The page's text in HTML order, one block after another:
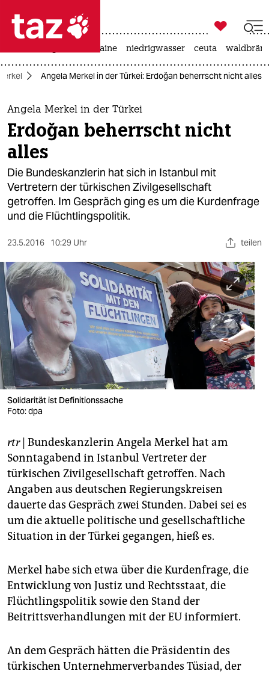
 taz zahl ich
taz zahl ich
themen
politik
öko
gesellschaft
kultur
sport
berlin
nord
wahrheit
verlag
verlag
veranstaltungen
fragen & hilfe
unterstützen
abo
genossenschaft
epaper login

taz zahl ich
krieg in der ukraine niedrigwasser ceuta
Angela Merkel in der Türkei: Erdoğan beherrscht nicht alles
Angela Merkel in der Türkei
Erdoğan beherrscht nicht
alles
Die Bundeskanzlerin hat sich in Istanbul mit
Vertretern der türkischen Zivilgesellschaft
getroffen. Im Gespräch ging es um die Kurdenfrage
und die Flüchtlingspolitik.
23.5.2016 10:29 Uhr teilen
Solidarität ist Definitionssache
Foto: dpa
rtr| Bundeskanzlerin Angela Merkel hat am
Sonntagabend in Istanbul Vertreter der
türkischen Zivilgesellschaft getroffen. Nach
Angaben aus deutschen Regierungskreisen
dauerte das Gespräch zwei Stunden. Dabei sei es
um die aktuelle politische und gesellschaftliche
Situation in der Türkei gegangen, hieß es.
Merkel habe sich etwa über die Kurdenfrage, die
Entwicklung von Justiz und Rechtsstaat, die
Flüchtlingspolitik sowie den Stand der
Beitrittsverhandlungen mit der EU informiert.
An dem Gespräch hätten die Präsidentin des
türkischen Unternehmerverbandes Tüsiad, der